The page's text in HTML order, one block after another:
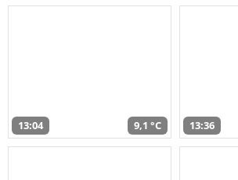
13:04 9,1 °C 13:36